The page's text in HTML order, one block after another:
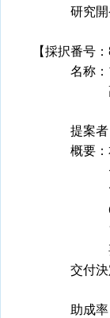
研究
【採択番号
名称
提案
概要
交付
助成